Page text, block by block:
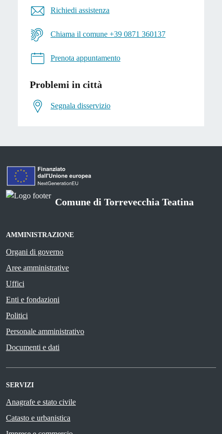
Richiedi assistenza
Chiama il comune +39 0871 360137
Prenota appuntamento
Problemi in città
Segnala disservizio
Comune di Torrevecchia Teatina
AMMINISTRAZIONE
Organi di governo
Aree amministrative
Uffici
Enti e fondazioni
Politici
Personale amministrativo
Documenti e dati
SERVIZI
Anagrafe e stato civile
Catasto e urbanistica